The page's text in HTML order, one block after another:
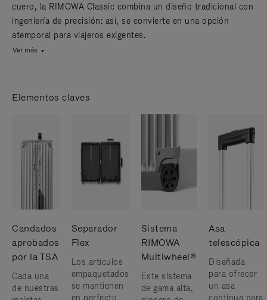
cuero, la RIMOWA Classic combina un diseño tradicional con
ingeniería de precisión: así, se convierte en una opción
atemporal para viajeros exigentes.
Ver más
Elementos claves
Candados
aprobados
por la TSA
Cada una
de nuestras
Separador
Flex
Los artículos
empaquetados
se mantienen
en perfecto
Sistema
RIMOWA
Multiwheel®
Este sistema
de gama alta,
Asa
telescópica
Diseñada
para ofrecer
un asa
continua para